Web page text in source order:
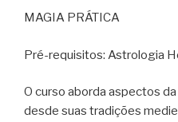
MAGIA PRÁTICA
Pré-requisitos: Astrologia
O curso aborda aspectos
desde suas tradições